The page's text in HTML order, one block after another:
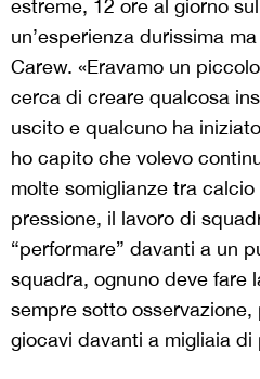
estreme, 12 ore al giorno
un’esperienza durissima
Carew. «Eravamo un
cerca di creare qualcosa
uscito e qualcuno ha
ho capito che volevo
molte somiglianze tra
pressione, il lavoro di
“performare” davanti a un
squadra, ognuno deve fare
sempre sotto
giocavi davanti a migliaia di